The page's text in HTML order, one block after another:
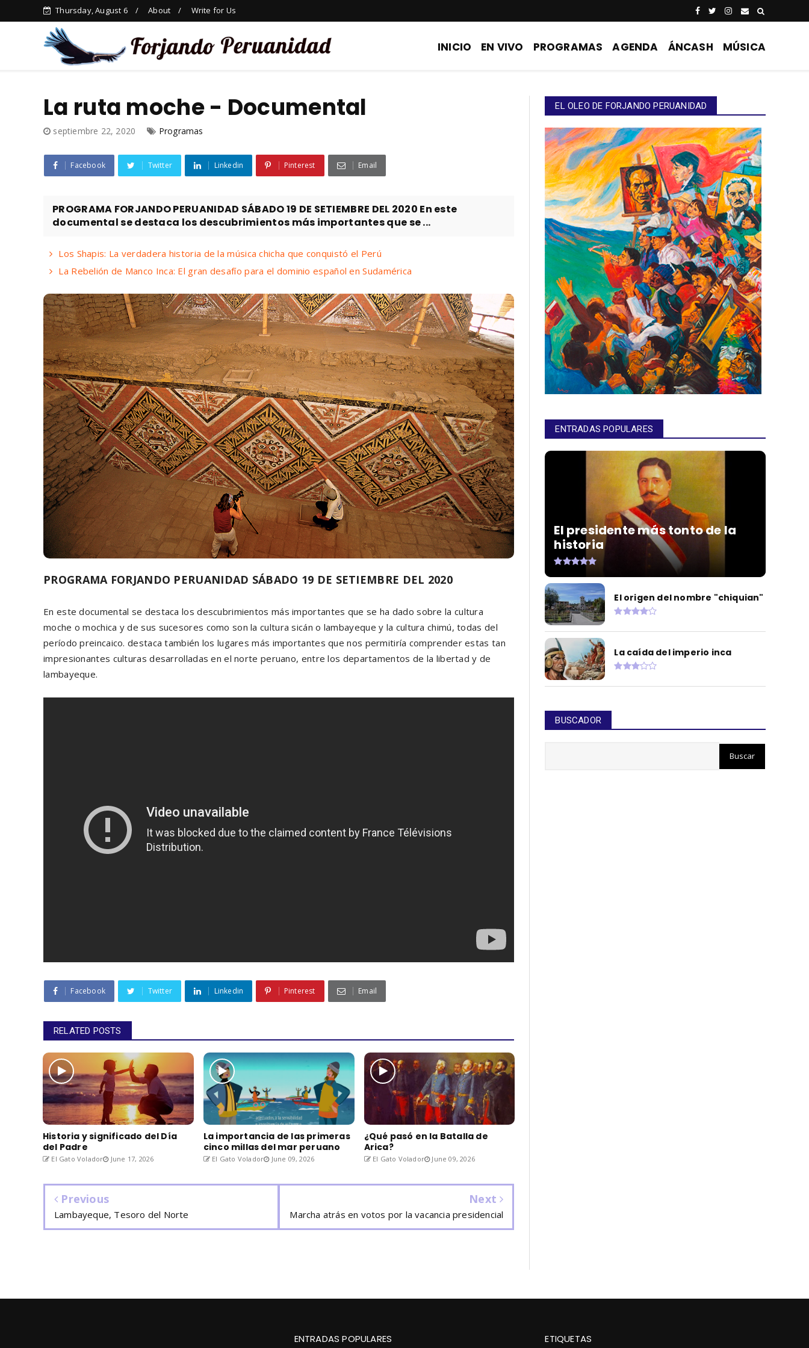
Thursday, August 6 About Write for Us
INICIO EN VIVO PROGRAMAS AGENDA ÁNCASH MÚSICA
La ruta moche - Documental
septiembre 22, 2020 Programas
Facebook Twitter Linkedin Pinterest Email
PROGRAMA FORJANDO PERUANIDAD SÁBADO 19 DE SETIEMBRE DEL 2020 En este
documental se destaca los descubrimientos más importantes que se ...
Los Shapis: La verdadera historia de la música chicha que conquistó el Perú
La Rebelión de Manco Inca: El gran desafío para el dominio español en Sudamérica
PROGRAMA FORJANDO PERUANIDAD SÁBADO 19 DE SETIEMBRE DEL 2020
En este documental se destaca los descubrimientos más importantes que se ha dado sobre la cultura
moche o mochica y de sus sucesores como son la cultura sicán o lambayeque y la cultura chimú, todas del
período preincaico. destaca también los lugares más importantes que nos permitiría comprender estas tan
impresionantes culturas desarrolladas en el norte peruano, entre los departamentos de la libertad y de
lambayeque.
Facebook Twitter Linkedin Pinterest Email
RELATED POSTS
Historia y significado del Día
del Padre
El Gato Volador June 17, 2026
La importancia de las primeras
cinco millas del mar peruano
El Gato Volador June 09, 2026
¿Qué pasó en la Batalla de
Arica?
El Gato Volador June 09, 2026
Previous
Lambayeque, Tesoro del Norte
Next
Marcha atrás en votos por la vacancia presidencial
EL OLEO DE FORJANDO PERUANIDAD
ENTRADAS POPULARES
El presidente más tonto de la
historia
El origen del nombre "chiquian"
La caída del imperio inca
BUSCADOR
ENTRADAS POPULARES ETIQUETAS